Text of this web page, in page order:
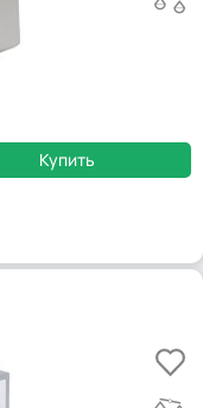
Купить